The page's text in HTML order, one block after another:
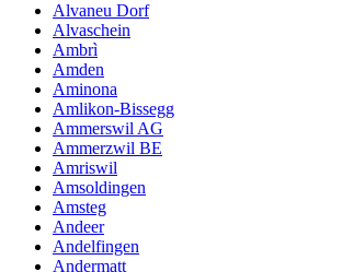
Alvaneu Dorf
Alvaschein
Ambrì
Amden
Aminona
Amlikon-Bissegg
Ammerswil AG
Ammerzwil BE
Amriswil
Amsoldingen
Amsteg
Andeer
Andelfingen
Andermatt